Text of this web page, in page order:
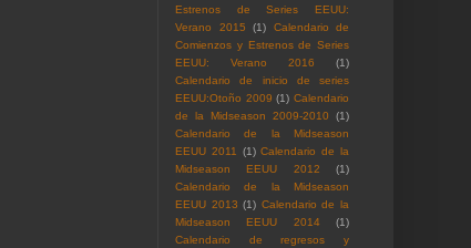
Estrenos de Series EEUU:
Verano 2015
(1)
Calendario de
Comienzos y Estrenos de Series
EEUU: Verano 2016
(1)
Calendario de inicio de series
EEUU:Otoño 2009 (1) Calendario
de la Midseason 2009-2010
(1)
Calendario de la Midseason
EEUU 2011 (1) Calendario de la
Midseason EEUU 2012
(1)
Calendario de la Midseason
EEUU 2013 (1) Calendario de la
Midseason EEUU 2014
(1)
Calendario de regresos y